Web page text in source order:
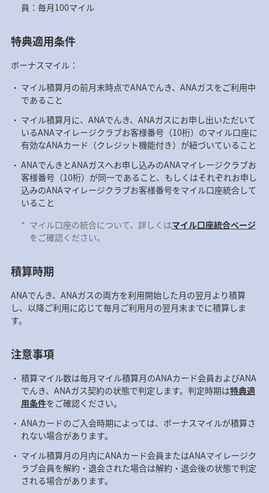
員：毎月100マイル
特典適用条件
ボーナスマイル：
マイル積算月の前月末時点でANAでんき、ANAガスをご利用中
であること
マイル積算月に、ANAでんき、ANAガスにお申し出いただいて
いるANAマイレージクラブお客様番号（10桁）のマイル口座に
有効なANAカード（クレジット機能付き）が紐づいていること
ANAでんきとANAガスへお申し込みのANAマイレージクラブお
客様番号（10桁）が同一であること、もしくはそれぞれお申し
込みのANAマイレージクラブお客様番号をマイル口座統合して
いること
* マイル口座の統合について、詳しくはマイル口座統合ページ
をご確認ください。
積算時期
ANAでんき、ANAガスの両方を利用開始した月の翌月より積算
し、以降ご利用に応じて毎月ご利用月の翌月末までに積算しま
す。
注意事項
積算マイル数は毎月マイル積算月のANAカード会員およびANA
でんき、ANAガス契約の状態で判定します。判定時期は特典適
用条件をご確認ください。
ANAカードのご入会時期によっては、ボーナスマイルが積算さ
れない場合があります。
マイル積算月の月内にANAカード会員またはANAマイレージク
ラブ会員を解約・退会された場合は解約・退会後の状態で判定
される場合があります。